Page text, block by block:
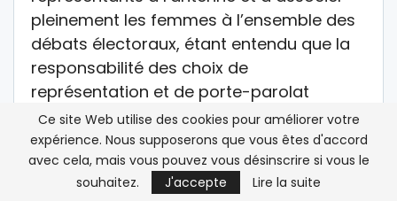
pleinement les femmes à l’ensemble des
débats électoraux, étant entendu que la
responsabilité des choix de
représentation et de porte-parolat
incombe en premier lieu aux partis eux-
mêmes.
Considérant que les élections constituent
Ce site Web utilise des cookies pour améliorer votre
expérience. Nous supposerons que vous êtes d'accord
avec cela, mais vous pouvez vous désinscrire si vous le
souhaitez.
J'accepte Lire la suite